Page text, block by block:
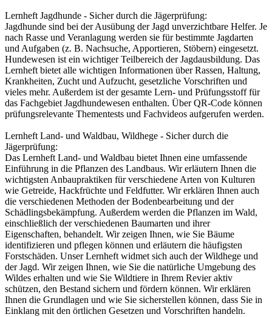
Lernheft Jagdhunde - Sicher durch die Jägerprüfung:
Jagdhunde sind bei der Ausübung der Jagd unverzichtbare Helfer. Je
nach Rasse und Veranlagung werden sie für bestimmte Jagdarten
und Aufgaben (z. B. Nachsuche, Apportieren, Stöbern) eingesetzt.
Hundewesen ist ein wichtiger Teilbereich der Jagdausbildung. Das
Lernheft bietet alle wichtigen Informationen über Rassen, Haltung,
Krankheiten, Zucht und Aufzucht, gesetzliche Vorschriften und
vieles mehr. Außerdem ist der gesamte Lern- und Prüfungsstoff für
das Fachgebiet Jagdhundewesen enthalten. Über QR-Code können
prüfungsrelevante Thementests und Fachvideos aufgerufen werden.
Lernheft Land- und Waldbau, Wildhege - Sicher durch die
Jägerprüfung:
Das Lernheft Land- und Waldbau bietet Ihnen eine umfassende
Einführung in die Pflanzen des Landbaus. Wir erläutern Ihnen die
wichtigsten Anbaupraktiken für verschiedene Arten von Kulturen
wie Getreide, Hackfrüchte und Feldfutter. Wir erklären Ihnen auch
die verschiedenen Methoden der Bodenbearbeitung und der
Schädlingsbekämpfung. Außerdem werden die Pflanzen im Wald,
einschließlich der verschiedenen Baumarten und ihrer
Eigenschaften, behandelt. Wir zeigen Ihnen, wie Sie Bäume
identifizieren und pflegen können und erläutern die häufigsten
Forstschäden. Unser Lernheft widmet sich auch der Wildhege und
der Jagd. Wir zeigen Ihnen, wie Sie die natürliche Umgebung des
Wildes erhalten und wie Sie Wildtiere in Ihrem Revier aktiv
schützen, den Bestand sichern und fördern können. Wir erklären
Ihnen die Grundlagen und wie Sie sicherstellen können, dass Sie in
Einklang mit den örtlichen Gesetzen und Vorschriften handeln.